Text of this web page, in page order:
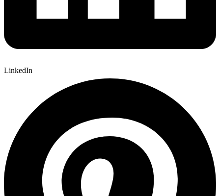
LinkedIn